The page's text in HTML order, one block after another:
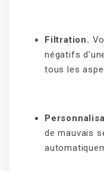
Filtration.
négatifs
tous les
de mauvais